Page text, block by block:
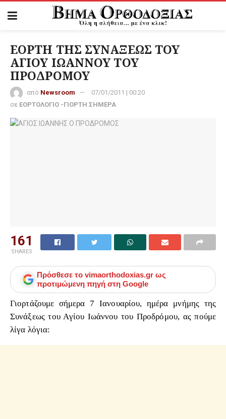
ΕΟΡΤΗ ΤΗΣ ΣΥΝΑΞΕΩΣ ΤΟΥ
ΑΓΙΟΥ ΙΩΑΝΝΟΥ ΤΟΥ
ΠΡΟΔΡΟΜΟΥ
από Newsroom
07/01/2011 | 00:20
σε ΕΟΡΤΟΛΟΓΙΟ -ΓΙΟΡΤΗ ΣΗΜΕΡΑ
161
SHARES
Πρόσθεσε το vimaorthodoxias.gr ως
προτιμώμενη πηγή στη Google
Γιορτάζουμε σήμερα 7 Ιανουαρίου, ημέρα μνήμης της
Συνάξεως του Αγίου Ιωάννου του Προδρόμου, ας πούμε
λίγα λόγια: